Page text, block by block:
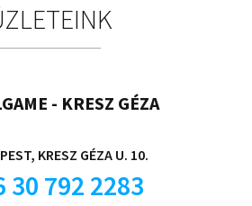
- KRESZ GÉZA
KRESZ GÉZA U. 10.
30 792 2283